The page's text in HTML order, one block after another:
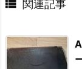
 関連記事